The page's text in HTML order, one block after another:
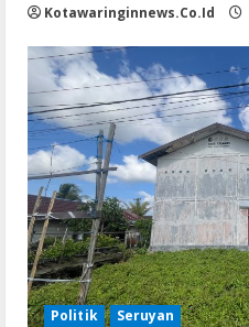
Kotawaringinnews.co.id
Politik Seruyan